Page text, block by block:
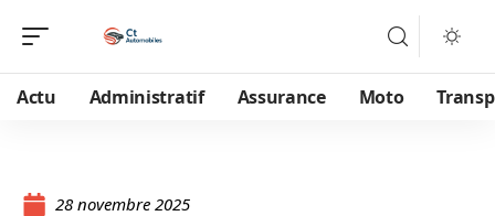
Actu Administratif Assurance Moto
28 novembre 2025